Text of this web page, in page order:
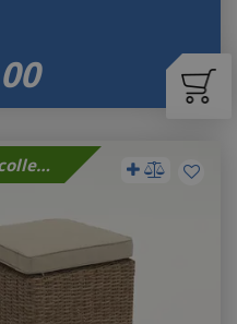
00
Nieuwe collectie